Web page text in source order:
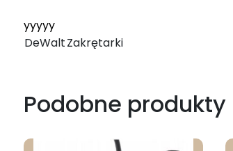
yyyyy
DeWaltZakrętarki
Podobne produkty